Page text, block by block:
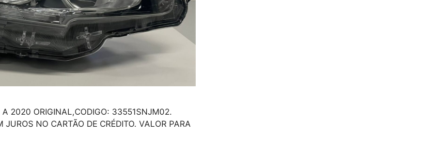
2020 ORIGINAL,CODIGO: 33551SNJM02.
NO CARTÃO DE CRÉDITO. VALOR PARA